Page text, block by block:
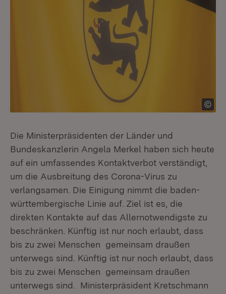
Die Ministerpräsidenten der Länder und
Bundeskanzlerin Angela Merkel haben sich heute
auf ein umfassendes Kontaktverbot verständigt,
um die Ausbreitung des Corona-Virus zu
verlangsamen. Die Einigung nimmt die baden-
württembergische Linie auf. Ziel ist es, die
direkten Kontakte auf das Allernotwendigste zu
beschränken. Künftig ist nur noch erlaubt, dass
bis zu zwei Menschen gemeinsam draußen
unterwegs sind. Künftig ist nur noch erlaubt, dass
bis zu zwei Menschen gemeinsam draußen
unterwegs sind. Ministerpräsident Kretschmann